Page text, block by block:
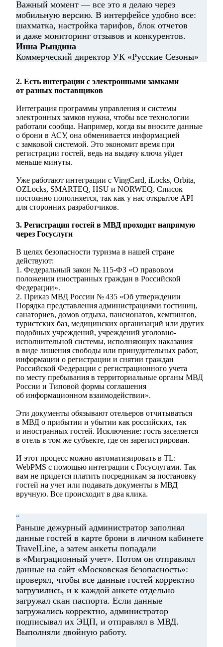
Важный момент — все это я делаю через
мобильную версию. В интерфейсе удобно все:
шахматка, настройка тарифов, блок отчетов
и даже мониторинг отзывов и конкурентов.
Инна Рындина
Коммерческий директор УК «Русские Сезоны»
2. Есть интеграции с электронными замками
от разных поставщиков
Интеграция программы управления и системы
электронных замков нужна, чтобы все технологии
работали сообща. Например, когда вы вносите данные
о брони в АСУ, она обменивается информацией
с замковой системой. Это экономит время при
регистрации гостей, ведь на выдачу ключа уйдет
меньше минуты.
Уже работают интеграции с VingCard, iLocks, Orbita,
OZLocks, SMARTEQ, HSU и NORWEQ. Список
постоянно пополняется, так как у нас открытое API
для сторонних разработчиков.
3. Регистрация гостей в МВД проходит напрямую
через Госуслуги
В целях безопасности туризма в нашей стране
действуют:
1. Федеральный закон № 115-ФЗ «О правовом
положении иностранных граждан в Российской
Федерации».
2. Приказ МВД России № 435 «Об утверждении
Порядка представления администрациями гостиниц,
санаториев, домов отдыха, пансионатов, кемпингов,
туристских баз, медицинских организаций или других
подобных учреждений, учреждений уголовно-
исполнительной системы, исполняющих наказания
в виде лишения свободы или принудительных работ,
информации о регистрации и снятии граждан
Российской Федерации с регистрационного учета
по месту пребывания в территориальные органы МВД
России и Типовой формы соглашения
об информационном взаимодействии».
Эти документы обязывают отельеров отчитываться
в МВД о прибытии и убытии как российских, так
и иностранных гостей. Исключение: гость заселяется
в отель в том же субъекте, где он зарегистрирован.
И этот процесс можно автоматизировать в TL:
WebPMS с помощью интеграции с Госуслугами. Так
вам не придется платить посредникам за постановку
гостей на учет или подавать документы в МВД
вручную. Все происходит в два клика.
“
Раньше дежурный администратор заполнял
данные гостей в карте брони в личном кабинете
TravelLine, а затем анкеты попадали
в «Миграционный учет». Потом он отправлял
данные на сайт «Московская безопасность»:
проверял, чтобы все данные гостей корректно
загрузились, и к каждой анкете отдельно
загружал скан паспорта. Если данные
загружались корректно, администратор
подписывал их ЭЦП, и отправлял в МВД.
Выполняли двойную работу.